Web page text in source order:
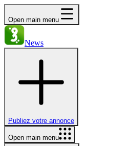
Open main menu
News
Publiez votre annonce
Open main menu